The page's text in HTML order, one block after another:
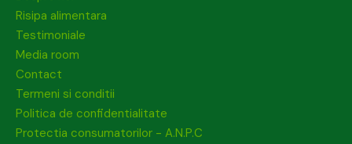
Risipa alimentara
Testimoniale
Media room
Contact
Termeni si conditii
Politica de confidentialitate
Protectia consumatorilor - A.N.P.C